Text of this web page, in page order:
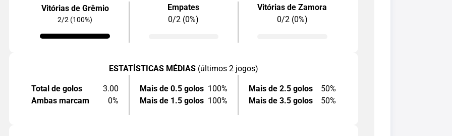
Vitórias de Grêmio
2/2 (100%)
Empates
0/2 (0%)
Vitórias de Zamora
0/2 (0%)
ESTATÍSTICAS MÉDIAS (últimos 2 jogos)
Total de golos
3.00
Ambas marcam
0%
Mais de 0.5 golos 100%
Mais de 1.5 golos 100%
Mais de 2.5 golos
50%
Mais de 3.5 golos
50%